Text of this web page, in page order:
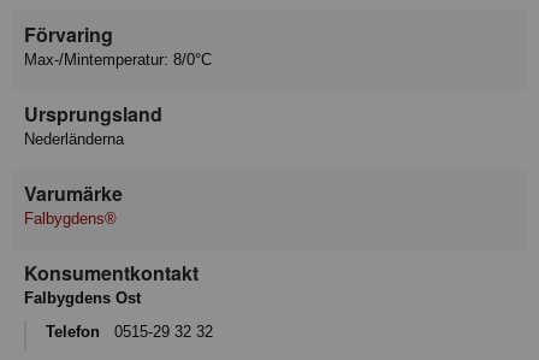
Förvaring
Max-/Mintemperatur: 8/0°C
Ursprungsland
Nederländerna
Varumärke
Falbygdens®
Konsumentkontakt
Falbygdens Ost
Telefon
0515-29 32 32